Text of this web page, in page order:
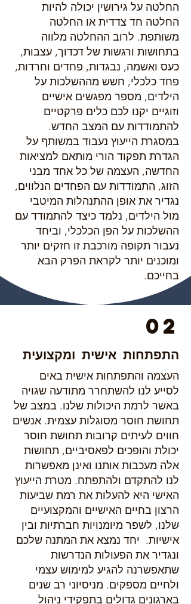
החלטה על גירושין יכולה להיות
החלטה חד צדדית או החלטה
משותפת. לרוב ההחלטה מלווה
בתחושות ורגשות של דכדוך, עצבות,
כעס ואשמה, נבגדות, פחדים וחרדות,
פחד כלכלי, חשש מההשלכות על
הילדים, מספר מפגשים אישיים
וזוגיים יקנו לכם כלים פרקטיים
להתמודדות עם המצב החדש.
במסגרת הייעוץ נעבוד במשותף על
הגדרת תפקוד הורי מותאם למציאות
החדשה, העצמה של כל אחד מבני
הזוג, התמודדות עם הפחדים הנלווים,
נגדיר את אופן ההתנהלות המיטבי
מול הילדים, נלמד כיצד להתמודד עם
ההשלכות על הפן הכלכלי, וביחד
נעבור תקופה מורכבת זו חזקים יותר
ומוכנים יותר לקראת הפרק הבא
בחייכם.
02
התפתחות אישית ומקצועית
העצמה והתפתחות אישית באים
לסייע לנו להשתחרר מתודעה שגויה
באשר לרמת היכולות שלנו. במצב של
תחושת חוסר מסוגלות עצמית. אנשים
חווים לעיתים קרובות תחושת חוסר
יכולת והופכים לפאסיביים, תחושות
אלה מעכבות אותנו ואינן מאפשרות
לנו להתקדם ולהתפתח. מטרת הייעוץ
האישי היא להעלות את רמת שביעות
הרצון בחיים האישיים והמקצועיים
שלנו, לשפר מיומנויות חברתיות ובין
אישיות. יחד נמצא את המתנה שלכם
ונגדיר את הפעולות הנדרשות
שתאפשרנה להגיע למימוש עצמי
ולחיים מספקים. מניסיוני רב שנים
בארגונים גדולים בתפקידי ניהול